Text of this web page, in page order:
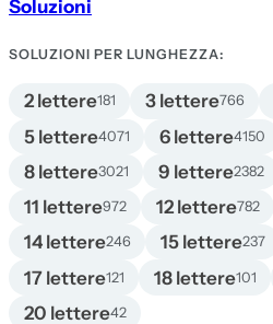
Soluzioni
SOLUZIONI PER LUNGHEZZA:
2 lettere181 3 lettere766
5 lettere4071 6 lettere4150
8 lettere3021 9 lettere2382
11 lettere972 12 lettere782
14 lettere246 15 lettere237
17 lettere121 18 lettere101
20 lettere42